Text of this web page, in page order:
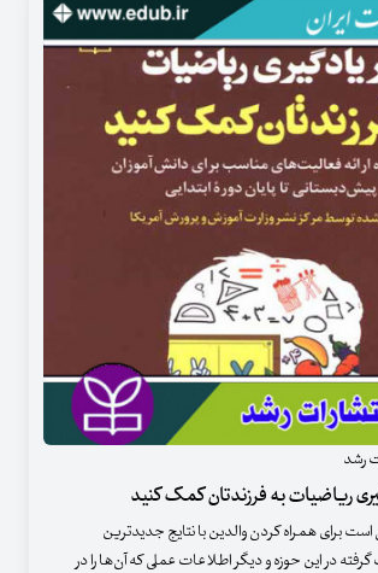
رشد
ریاضیات به فرزندتان کمک کنید
برای همراه کردن والدین با نتایج جدیدترین
در این حوزه و دیگر اطلاعات عملی که آن‌ها را در